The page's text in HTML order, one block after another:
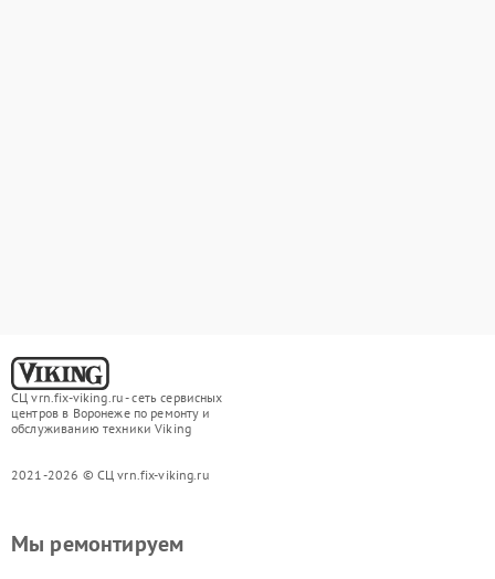
СЦ vrn.fix-viking.ru - сеть сервисных
центров в Воронеже по ремонту и
обслуживанию техники Viking
2021-2026 © СЦ vrn.fix-viking.ru
Мы ремонтируем